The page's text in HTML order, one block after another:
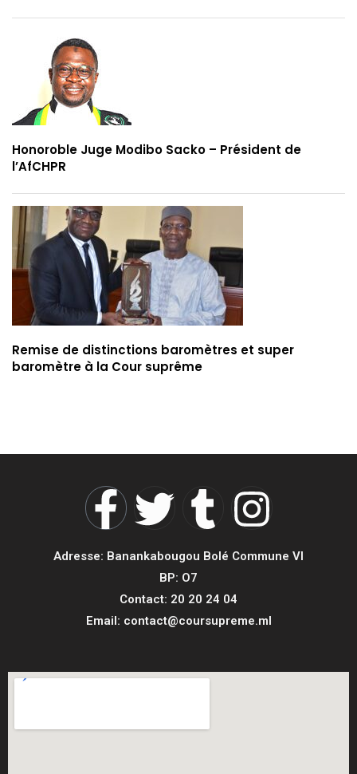
Honoroble Juge Modibo Sacko – Président de
l’AfCHPR
Remise de distinctions baromètres et super
baromètre à la Cour suprême
Adresse: Banankabougou Bolé Commune VI
BP: O7
Contact: 20 20 24 04
Email: contact@coursupreme.ml